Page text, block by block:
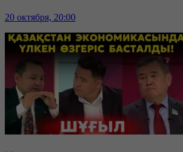
20 октября, 20:00